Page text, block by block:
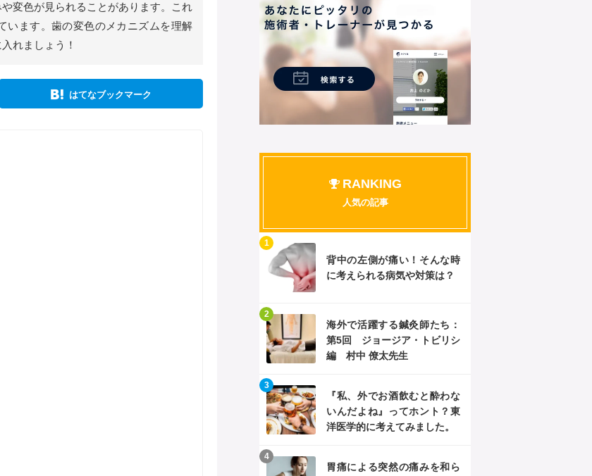
変色が見られることがあります。これ
います。歯の変色のメカニズムを理解
れましょう！
はてなブックマーク
RANKING
人気の記事
背中の左側が痛い！そんな時
に考えられる病気や対策は？
1
海外で活躍する鍼灸師たち：
第5回 ジョージア・トビリシ
編 村中 僚太先生
2
『私、外でお酒飲むと酔わな
いんだよね』ってホント？東
洋医学的に考えてみました。
3
胃痛による突然の痛みを和ら
4